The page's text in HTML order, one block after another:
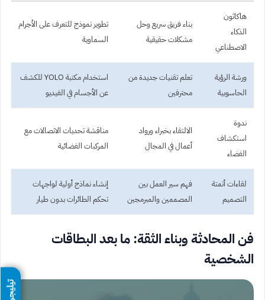
هاكاثون
الذكاء
الاصطناعي
بناء فريق سريع وحل
مشكلات حقيقية
تطوير نموذج للتعرف على الأجرام
السماوية
ورشة الرؤية
الحاسوبية
تعلم تقنيات جديدة من
محترفين
استخدام مكتبة YOLO للكشف
عن الأجسام في الفيديو
ندوة
استكشاف
الفضاء
الالتقاء بخبراء ورواد
أعمال في المجال
مناقشة تحديات الاتصالات مع
المركبات الفضائية
لقاءات أتمتة
التصميم
فهم سير العمل بين
المصممين والمبرمجين
إنشاء نماذج أولية لواجهات
تحكم الطائرات بدون طيار
فن المحادثة وبناء الثقة: ما بعد البطاقات
الشخصية